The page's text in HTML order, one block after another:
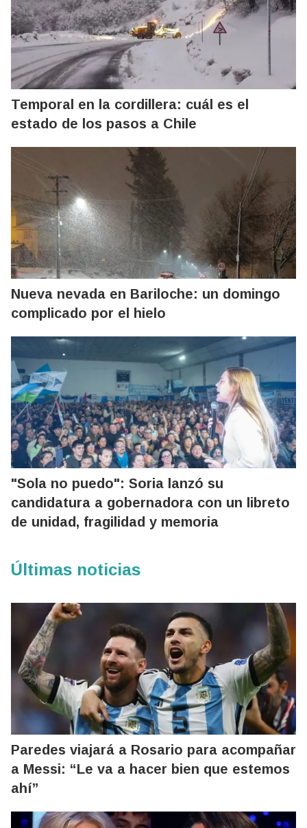
Temporal en la cordillera: cuál es el
estado de los pasos a Chile
Nueva nevada en Bariloche: un domingo
complicado por el hielo
"Sola no puedo": Soria lanzó su
candidatura a gobernadora con un libreto
de unidad, fragilidad y memoria
Últimas noticias
Paredes viajará a Rosario para acompañar
a Messi: “Le va a hacer bien que estemos
ahí”